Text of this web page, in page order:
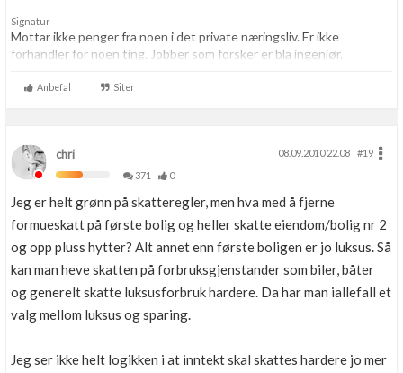
Signatur
Mottar ikke penger fra noen i det private næringsliv. Er ikke
forhandler for noen ting. Jobber som forsker er bla ingeniør.
Anbefal Siter
chri 08.09.2010 22.08
#19
371
0
Jeg er helt grønn på skatteregler, men hva med å fjerne
formueskatt på første bolig og heller skatte eiendom/bolig nr 2
og opp pluss hytter? Alt annet enn første boligen er jo luksus. Så
kan man heve skatten på forbruksgjenstander som biler, båter
og generelt skatte luksusforbruk hardere. Da har man iallefall et
valg mellom luksus og sparing.
Jeg ser ikke helt logikken i at inntekt skal skattes hardere jo mer